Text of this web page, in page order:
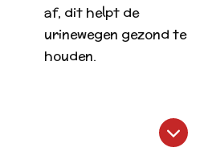
af, dit helpt de
urinewegen gezond te
houden.